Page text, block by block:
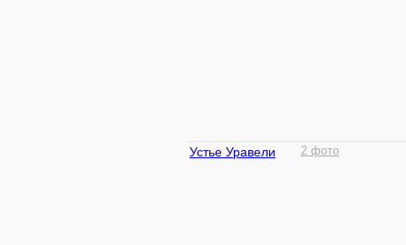
Устье Уравели 2 фото